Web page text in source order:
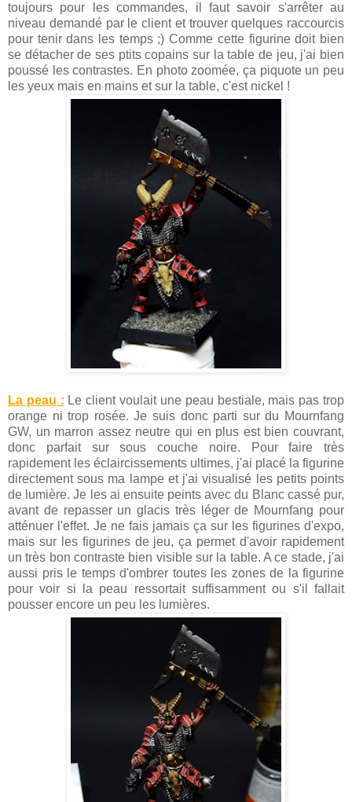
toujours pour les commandes, il faut savoir s'arrêter au
niveau demandé par le client et trouver quelques raccourcis
pour tenir dans les temps ;) Comme cette figurine doit bien
se détacher de ses ptits copains sur la table de jeu, j'ai bien
poussé les contrastes. En photo zoomée, ça piquote un peu
les yeux mais en mains et sur la table, c'est nickel !
La peau : Le client voulait une peau bestiale, mais pas trop
orange ni trop rosée. Je suis donc parti sur du Mournfang
GW, un marron assez neutre qui en plus est bien couvrant,
donc parfait sur sous couche noire. Pour faire très
rapidement les éclaircissements ultimes, j'ai placé la figurine
directement sous ma lampe et j'ai visualisé les petits points
de lumière. Je les ai ensuite peints avec du Blanc cassé pur,
avant de repasser un glacis très léger de Mournfang pour
atténuer l'effet. Je ne fais jamais ça sur les figurines d'expo,
mais sur les figurines de jeu, ça permet d'avoir rapidement
un très bon contraste bien visible sur la table. A ce stade, j'ai
aussi pris le temps d'ombrer toutes les zones de la figurine
pour voir si la peau ressortait suffisamment ou s'il fallait
pousser encore un peu les lumières.